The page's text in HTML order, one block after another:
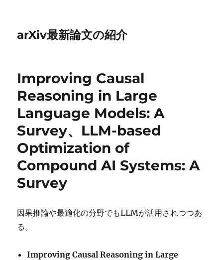
arXiv最新論文の紹介
Improving Causal
Reasoning in Large
Language Models: A
Survey、LLM-based
Optimization of
Compound AI Systems: A
Survey
因果推論や最適化の分野でもLLMが活用されつつあ
る。
Improving Causal Reasoning in Large